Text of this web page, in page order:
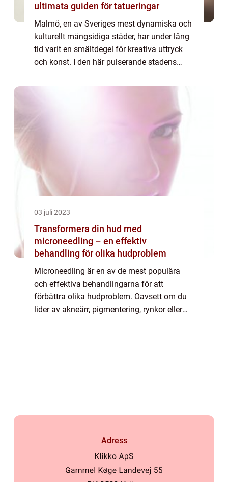
ultimata guiden för tatueringar
Malmö, en av Sveriges mest dynamiska och
kulturellt mångsidiga städer, har under lång
tid varit en smältdegel för kreativa uttryck
och konst. I den här pulserande stadens
03 juli 2023
Transformera din hud med
microneedling – en effektiv
behandling för olika hudproblem
Microneedling är en av de mest populära
och effektiva behandlingarna för att
förbättra olika hudproblem. Oavsett om du
lider av akneärr, pigmentering, rynkor eller
Adress